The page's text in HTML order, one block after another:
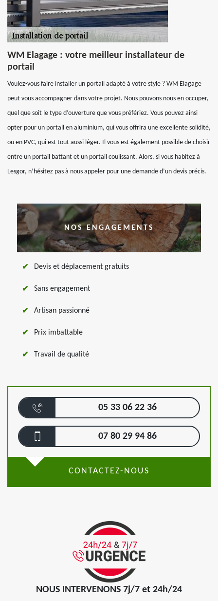
WM Elagage : votre meilleur installateur de
portail
Voulez-vous faire installer un portail adapté à votre style ? WM Elagage
peut vous accompagner dans votre projet. Nous pouvons nous en occuper,
quel que soit le type d’ouverture que vous préfériez. Vous pouvez ainsi
opter pour un portail en aluminium, qui vous offrira une excellente solidité,
ou en PVC, qui est tout aussi léger. Il vous est également possible de choisir
entre un portail battant et un portail coulissant. Alors, si vous habitez à
Lesgor, n’hésitez pas à nous appeler pour une demande d’un devis précis.
NOS ENGAGEMENTS
Devis et déplacement gratuits
Sans engagement
Artisan passionné
Prix imbattable
Travail de qualité
05 33 06 22 36
07 80 29 94 86
CONTACTEZ-NOUS
NOUS INTERVENONS 7j/7 et 24h/24